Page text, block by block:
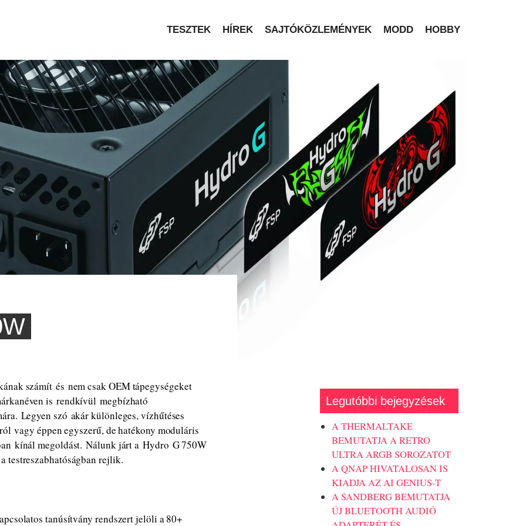
TESZTEK HÍREK SAJTÓKÖZLEMÉNYEK MODD HOBBY
számít és nem csak OEM tápegységeket
is rendkívül megbízható
Legyen szó akár különleges, vízhűtéses
vagy éppen egyszerű, de hatékony moduláris
kínál megoldást. Nálunk járt a Hydro G 750W
testreszabhatóságban rejlik.
tanúsítvány rendszert jelöli a 80+
Legutóbbi bejegyzések
A THERMALTAKE
BEMUTATJA A RETRO
ULTRA ARGB SOROZATOT
A QNAP HIVATALOSAN IS
KIADJA AZ AI GENIUS-T
A SANDBERG BEMUTATJA
ÚJ BLUETOOTH AUDIÓ